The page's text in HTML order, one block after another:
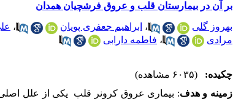
بر آن در بیمارستان قلب و عروق فرشچیان همدان
بهروز گلی ، ابراهیم جعفری پویان ،
مرادی
، فاطمه دارابی
چکیده:
(۶۰۳۵ مشاهده)
زمینه و هدف: بیماری عروق کرونر قلب یکی از علل